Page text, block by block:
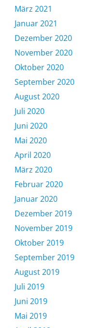
März 2021
Januar 2021
Dezember 2020
November 2020
Oktober 2020
September 2020
August 2020
Juli 2020
Juni 2020
Mai 2020
April 2020
März 2020
Februar 2020
Januar 2020
Dezember 2019
November 2019
Oktober 2019
September 2019
August 2019
Juli 2019
Juni 2019
Mai 2019